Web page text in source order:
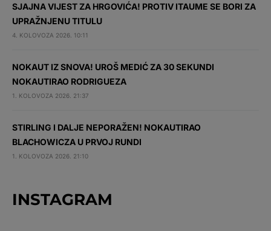
SJAJNA VIJEST ZA HRGOVIĆA! PROTIV ITAUME SE BORI ZA
UPRAŽNJENU TITULU
4. KOLOVOZA 2026. 10:11
NOKAUT IZ SNOVA! UROŠ MEDIĆ ZA 30 SEKUNDI
NOKAUTIRAO RODRIGUEZA
1. KOLOVOZA 2026. 21:37
STIRLING I DALJE NEPORAŽEN! NOKAUTIRAO
BLACHOWICZA U PRVOJ RUNDI
1. KOLOVOZA 2026. 21:10
INSTAGRAM